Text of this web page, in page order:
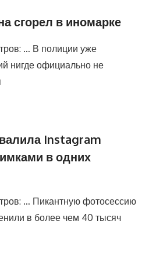
сгорел в иномарке
… В полиции уже
нигде официально не
Instagram
в одних
… Пикантную фотосессию
в более чем 40 тысяч